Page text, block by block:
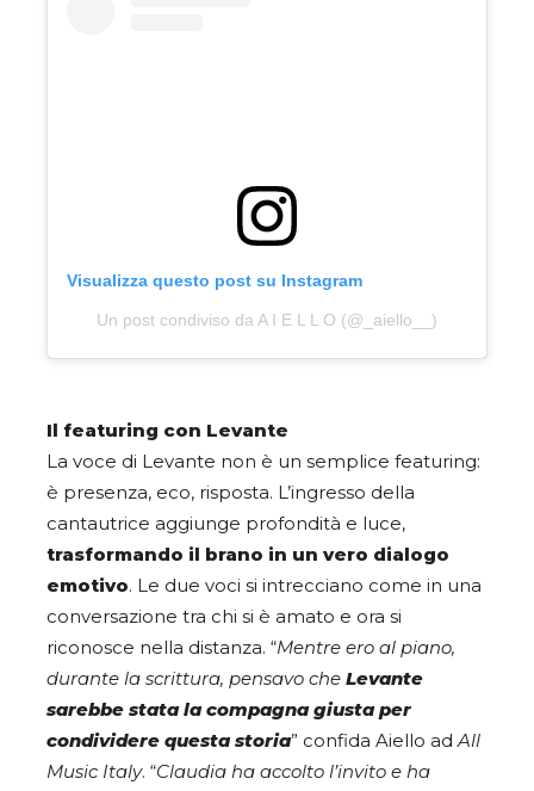
Visualizza questo post su Instagram
Un post condiviso da A I E L L O (@_aiello__)
Il featuring con Levante
La voce di Levante non è un semplice featuring:
è presenza, eco, risposta. L’ingresso della
cantautrice aggiunge profondità e luce,
trasformando il brano in un vero dialogo
emotivo. Le due voci si intrecciano come in una
conversazione tra chi si è amato e ora si
riconosce nella distanza. “Mentre ero al piano,
durante la scrittura, pensavo che Levante
sarebbe stata la compagna giusta per
condividere questa storia” confida Aiello adAll
Music Italy. “Claudia ha accolto l’invito e ha